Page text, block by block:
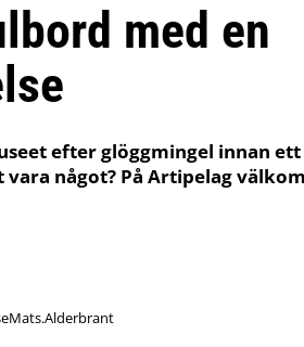
med en
efter glöggmingel innan
något? På Artipelag
Mats.Alderbrant